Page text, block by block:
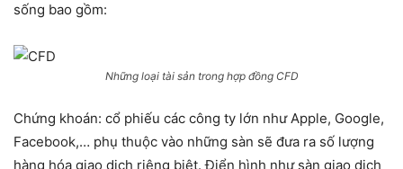
sống bao gồm:
Những loại tài sản trong hợp đồng CFD
Chứng khoán: cổ phiếu các công ty lớn như Apple, Google,
Facebook,… phụ thuộc vào những sàn sẽ đưa ra số lượng
hàng hóa giao dịch riêng biệt. Điển hình như sàn giao dịch